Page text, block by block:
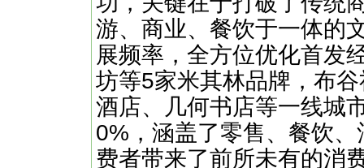
游、商业、餐饮于一体的
展频率，全方位优化首发
坊等5家米其林品牌，布
酒店、几何书店等一线城
0%，涵盖了零售、餐饮
费者带来了前所未有的消